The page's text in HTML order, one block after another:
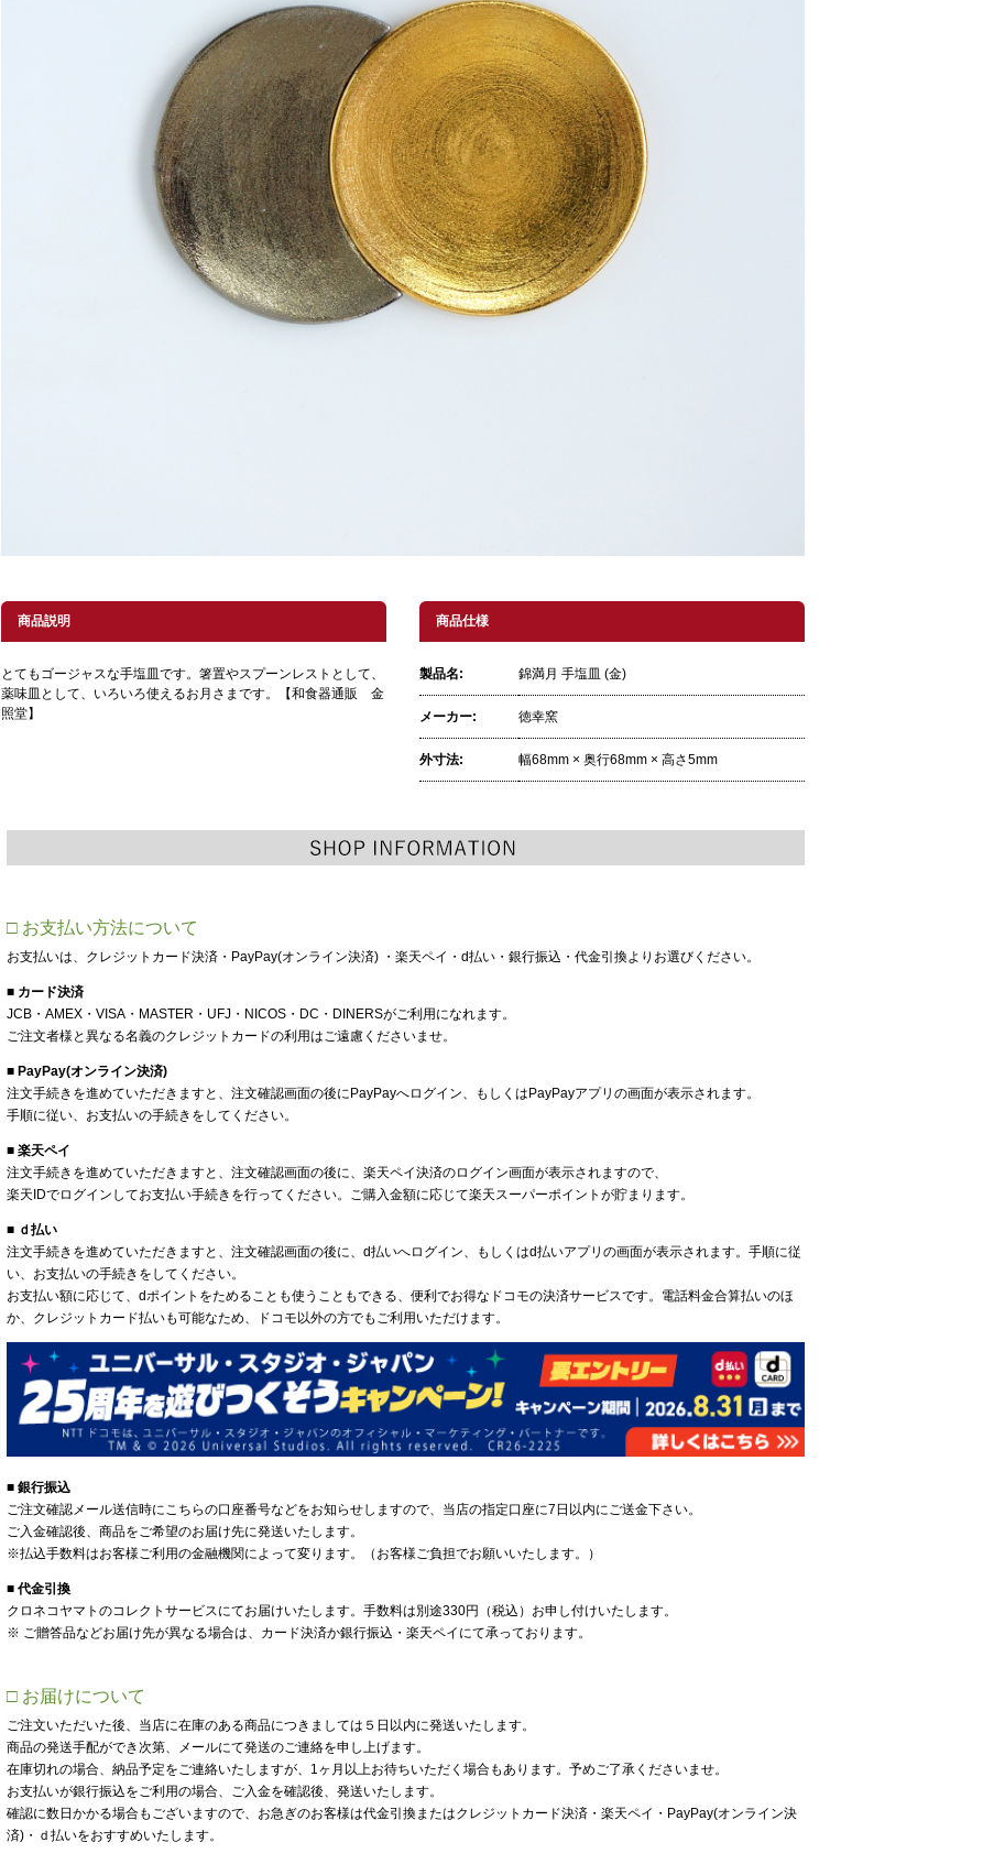
商品説明
とてもゴージャスな手塩皿です。箸置やスプーンレストとして、
薬味皿として、いろいろ使えるお月さまです。【和食器通販 金
照堂】
商品仕様
製品名: 錦満月 手塩皿 (金)
メーカー: 徳幸窯
外寸法: 幅68mm × 奥行68mm × 高さ5mm
□ お支払い方法について
お支払いは、クレジットカード決済・PayPay(オンライン決済) ・楽天ペイ・d払い・銀行振込・代金引換よりお選びください。
■ カード決済
JCB・AMEX・VISA・MASTER・UFJ・NICOS・DC・DINERSがご利用になれます。
ご注文者様と異なる名義のクレジットカードの利用はご遠慮くださいませ。
■ PayPay(オンライン決済)
注文手続きを進めていただきますと、注文確認画面の後にPayPayへログイン、もしくはPayPayアプリの画面が表示されます。
手順に従い、お支払いの手続きをしてください。
■ 楽天ペイ
注文手続きを進めていただきますと、注文確認画面の後に、楽天ペイ決済のログイン画面が表示されますので、
楽天IDでログインしてお支払い手続きを行ってください。ご購入金額に応じて楽天スーパーポイントが貯まります。
■ ｄ払い
注文手続きを進めていただきますと、注文確認画面の後に、d払いへログイン、もしくはd払いアプリの画面が表示されます。手順に従
い、お支払いの手続きをしてください。
お支払い額に応じて、dポイントをためることも使うこともできる、便利でお得なドコモの決済サービスです。電話料金合算払いのほ
か、クレジットカード払いも可能なため、ドコモ以外の方でもご利用いただけます。
■ 銀行振込
ご注文確認メール送信時にこちらの口座番号などをお知らせしますので、当店の指定口座に7日以内にご送金下さい。
ご入金確認後、商品をご希望のお届け先に発送いたします。
※払込手数料はお客様ご利用の金融機関によって変ります。（お客様ご負担でお願いいたします。）
■ 代金引換
クロネコヤマトのコレクトサービスにてお届けいたします。手数料は別途330円（税込）お申し付けいたします。
※ ご贈答品などお届け先が異なる場合は、カード決済か銀行振込・楽天ペイにて承っております。
□ お届けについて
ご注文いただいた後、当店に在庫のある商品につきましては５日以内に発送いたします。
商品の発送手配ができ次第、メールにて発送のご連絡を申し上げます。
在庫切れの場合、納品予定をご連絡いたしますが、1ヶ月以上お待ちいただく場合もあります。予めご了承くださいませ。
お支払いが銀行振込をご利用の場合、ご入金を確認後、発送いたします。
確認に数日かかる場合もございますので、お急ぎのお客様は代金引換またはクレジットカード決済・楽天ペイ・PayPay(オンライン決
済)・ｄ払いをおすすめいたします。